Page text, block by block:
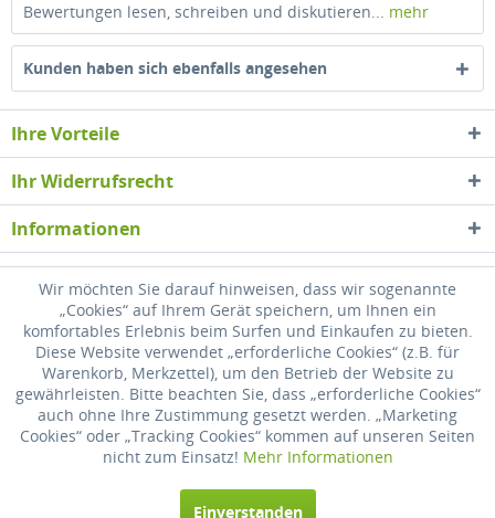
Bewertungen lesen, schreiben und diskutieren... mehr
Kunden haben sich ebenfalls angesehen
Ihre Vorteile
Ihr Widerrufsrecht
Informationen
* Alle Preise inkl. gesetzl. Mehrwertsteuer zzgl.Versandkosten, wenn nicht
anders beschrieben
Widerrufsrecht Versandkosten Datenschutz
Zahlung
AGB
Impressum
Wir möchten Sie darauf hinweisen, dass wir sogenannte
„Cookies“ auf Ihrem Gerät speichern, um Ihnen ein
komfortables Erlebnis beim Surfen und Einkaufen zu bieten.
Diese Website verwendet „erforderliche Cookies“ (z.B. für
Warenkorb, Merkzettel), um den Betrieb der Website zu
gewährleisten. Bitte beachten Sie, dass „erforderliche Cookies“
auch ohne Ihre Zustimmung gesetzt werden. „Marketing
Cookies“ oder „Tracking Cookies“ kommen auf unseren Seiten
nicht zum Einsatz! Mehr Informationen
Einverstanden